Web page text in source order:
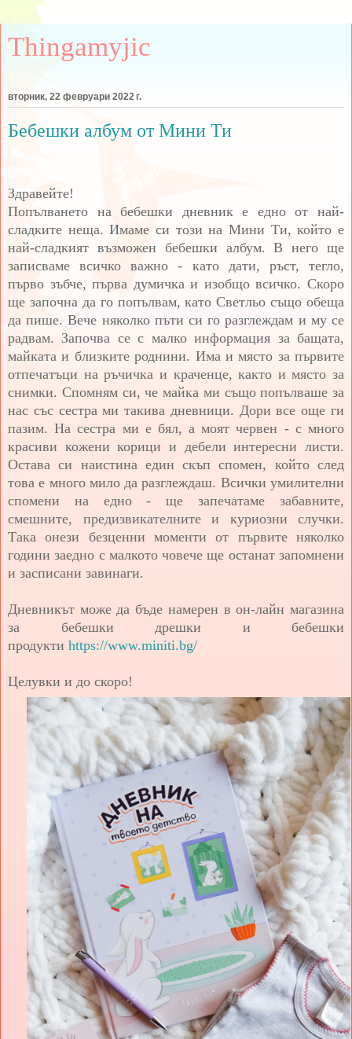
Thingamyjic
вторник, 22 февруари 2022 г.
Бебешки албум от Мини Ти
Здравейте!
Попълването на бебешки дневник е едно от най-
сладките неща. Имаме си този на Мини Ти, който е
най-сладкият възможен бебешки албум. В него ще
записваме всичко важно - като дати, ръст, тегло,
първо зъбче, първа думичка и изобщо всичко. Скоро
ще започна да го попълвам, като Светльо също обеща
да пише. Вече няколко пъти си го разглеждам и му се
радвам. Започва се с малко информация за бащата,
майката и близките роднини. Има и място за първите
отпечатъци на ръчичка и краченце, както и място за
снимки. Спомням си, че майка ми също попълваше за
нас със сестра ми такива дневници. Дори все още ги
пазим. На сестра ми е бял, а моят червен - с много
красиви кожени корици и дебели интересни листи.
Остава си наистина един скъп спомен, който след
това е много мило да разглеждаш. Всички умилителни
спомени на едно - ще запечатаме забавните,
смешните, предизвикателните и куриозни случки.
Така онези безценни моменти от първите няколко
години заедно с малкото човече ще останат запомнени
и засписани завинаги.
Дневникът може да бъде намерен в он-лайн магазина
за бебешки дрешки и бебешки
продукти https://www.miniti.bg/
Целувки и до скоро!